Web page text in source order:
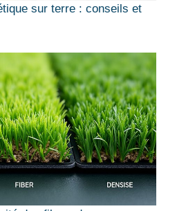
sur terre : conseils et